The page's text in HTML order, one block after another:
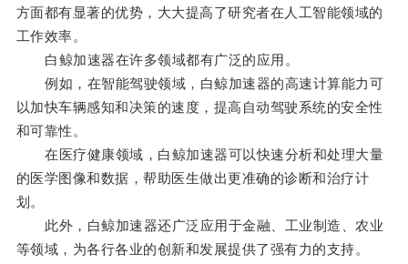
方面都有显著的优势，大大提高了研究者在人工智能领域的
工作效率。
白鲸加速器在许多领域都有广泛的应用。
例如，在智能驾驶领域，白鲸加速器的高速计算能力可
以加快车辆感知和决策的速度，提高自动驾驶系统的安全性
和可靠性。
在医疗健康领域，白鲸加速器可以快速分析和处理大量
的医学图像和数据，帮助医生做出更准确的诊断和治疗计
划。
此外，白鲸加速器还广泛应用于金融、工业制造、农业
等领域，为各行各业的创新和发展提供了强有力的支持。